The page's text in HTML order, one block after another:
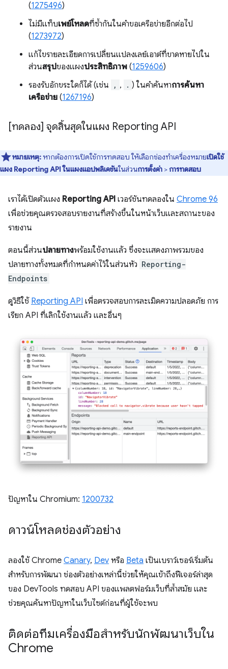
(1275496)
ไม่มีแท็บเพย์โหลดที่ซ้ำกันในคำขอเครือข่ายอีกต่อไป
(1273972)
แก้ไขรายละเอียดการเปลี่ยนแปลงเลย์เอาต์ที่ขาดหายไปใน
ส่วนสรุปของแผงประสิทธิภาพ (1259606)
รองรับอักขระใดก็ได้ (เช่น
, , . ) ในคำค้นหาการค้นหา
เครือข่าย (1267196)
[ทดลอง] จุดสิ้นสุดในแผง Reporting API
หมายเหตุ: หากต้องการเปิดใช้การทดสอบ ให้เลือกช่องทําเครื่องหมายเปิดใช้
แผง Reporting API ในแผงแอปพลิเคชันในส่วนการตั้งค่า >การทดสอบ
เราได้เปิดตัวแผง Reporting API เวอร์ชันทดลองใน Chrome 96
เพื่อช่วยคุณตรวจสอบรายงานที่สร้างขึ้นในหน้าเว็บและสถานะของ
รายงาน
ตอนนี้ส่วนปลายทางพร้อมใช้งานแล้ว ซึ่งจะแสดงภาพรวมของ
ปลายทางทั้งหมดที่กำหนดค่าไว้ในส่วนหัว Reporting-
Endpoints
ดูวิธีใช้ Reporting API เพื่อตรวจสอบการละเมิดความปลอดภัย การ
เรียก API ที่เลิกใช้งานแล้ว และอื่นๆ
ปัญหาใน Chromium: 1200732
ดาวน์โหลดช่องตัวอย่าง
ลองใช้ Chrome Canary, Dev หรือ Beta เป็นเบราว์เซอร์เริ่มต้น
สำหรับการพัฒนา ช่องตัวอย่างเหล่านี้ช่วยให้คุณเข้าถึงฟีเจอร์ล่าสุด
ของ DevTools ทดสอบ API ของแพลตฟอร์มเว็บที่ล้ำสมัย และ
ช่วยคุณค้นหาปัญหาในเว็บไซต์ก่อนที่ผู้ใช้จะพบ
ติดต่อทีมเครื่องมือสำหรับนักพัฒนาเว็บใน
Chrome